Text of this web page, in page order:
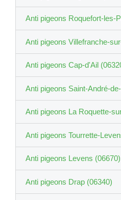
Anti pigeons Roquefort-les-
Anti pigeons Villefranche-
Anti pigeons Cap-d'Ail
Anti pigeons Saint-André-
Anti pigeons La Roquette-
Anti pigeons Tourrette-
Anti pigeons Levens (06670)
Anti pigeons Drap (06340)